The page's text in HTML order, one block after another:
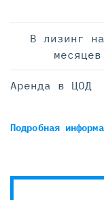
В лизинг
месяцев
Аренда в ЦОД
Подробная